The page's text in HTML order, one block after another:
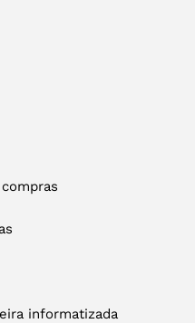
informatizada